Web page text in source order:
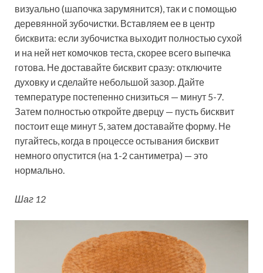
визуально (шапочка зарумянится), так и с помощью
деревянной зубочистки. Вставляем ее в центр
бисквита: если зубочистка выходит полностью сухой
и на ней нет комочков теста, скорее всего выпечка
готова. Не доставайте бисквит сразу: отключите
духовку и сделайте небольшой зазор. Дайте
температуре постепенно снизиться — минут 5-7.
Затем полностью откройте дверцу — пусть бисквит
постоит еще минут 5, затем доставайте форму. Не
пугайтесь, когда в процессе остывания бисквит
немного опустится (на 1-2 сантиметра) — это
нормально.
Шаг 12